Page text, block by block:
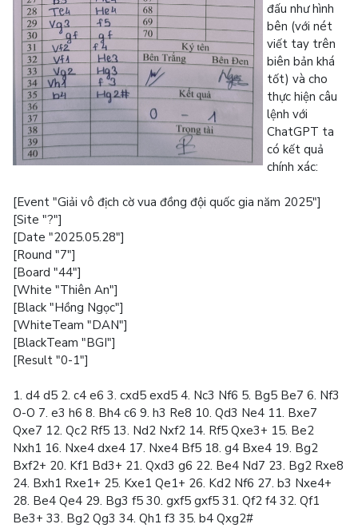
đấu như hình
bên (với nét
viết tay trên
biên bản khá
tốt) và cho
thực hiện câu
lệnh với
ChatGPT ta
có kết quả
chính xác:
[Event "Giải vô địch cờ vua đồng đội quốc gia năm 2025"]
[Site "?"]
[Date "2025.05.28"]
[Round "7"]
[Board "44"]
[White "Thiên An"]
[Black "Hồng Ngọc"]
[WhiteTeam "DAN"]
[BlackTeam "BGI"]
[Result "0-1"]
1. d4 d5 2. c4 e6 3. cxd5 exd5 4. Nc3 Nf6 5. Bg5 Be7 6. Nf3
O-O 7. e3 h6 8. Bh4 c6 9. h3 Re8 10. Qd3 Ne4 11. Bxe7
Qxe7 12. Qc2 Rf5 13. Nd2 Nxf2 14. Rf5 Qxe3+ 15. Be2
Nxh1 16. Nxe4 dxe4 17. Nxe4 Bf5 18. g4 Bxe4 19. Bg2
Bxf2+ 20. Kf1 Bd3+ 21. Qxd3 g6 22. Be4 Nd7 23. Bg2 Rxe8
24. Bxh1 Rxe1+ 25. Kxe1 Qe1+ 26. Kd2 Nf6 27. b3 Nxe4+
28. Be4 Qe4 29. Bg3 f5 30. gxf5 gxf5 31. Qf2 f4 32. Qf1
Be3+ 33. Bg2 Qg3 34. Qh1 f3 35. b4 Qxg2#